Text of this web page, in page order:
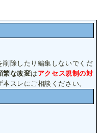
削除したり編集しないでくだ
繁な改変は アクセス規制の対
スレにご相談ください。